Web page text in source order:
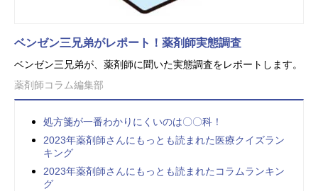
ベンゼン三兄弟がレポート！薬剤師実態調査
ベンゼン三兄弟が、薬剤師に聞いた実態調査をレポートします。
薬剤師コラム編集部
処方箋が一番わかりにくいのは〇〇科！
2023年薬剤師さんにもっとも読まれた医療クイズラン
キング
2023年薬剤師さんにもっとも読まれたコラムランキン
グ